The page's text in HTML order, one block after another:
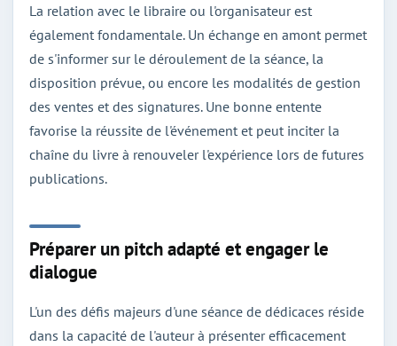
La relation avec le libraire ou l'organisateur est
également fondamentale. Un échange en amont permet
de s'informer sur le déroulement de la séance, la
disposition prévue, ou encore les modalités de gestion
des ventes et des signatures. Une bonne entente
favorise la réussite de l'événement et peut inciter la
chaîne du livre à renouveler l'expérience lors de futures
publications.
Préparer un pitch adapté et engager le
dialogue
L'un des défis majeurs d'une séance de dédicaces réside
dans la capacité de l'auteur à présenter efficacement